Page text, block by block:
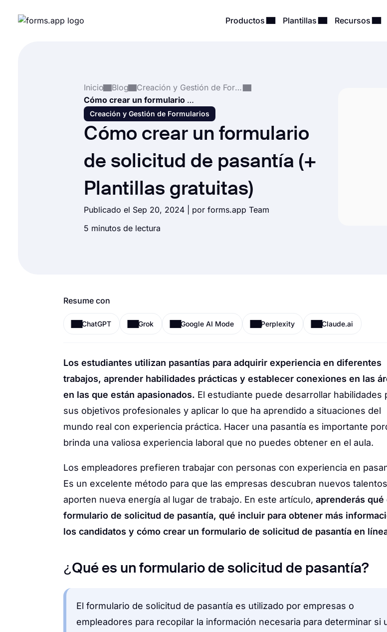
Productos Plantillas Recursos
Inicio Blog
Creación y Gestión de Formularios
Cómo crear un formulario de solicitud de pasantía (+ Plantillas gratuitas)
Creación y Gestión de Formularios
Cómo crear un formulario
de solicitud de pasantía (+
Plantillas gratuitas)
Publicado el Sep 20, 2024 | por forms.app Team
5 minutos de lectura
Resume con
ChatGPT Grok Google AI Mode Perplexity Claude.ai
Los estudiantes utilizan pasantías para adquirir experiencia en diferentes
trabajos, aprender habilidades prácticas y establecer conexiones en las
en las que están apasionados. El estudiante puede desarrollar habilidades
sus objetivos profesionales y aplicar lo que ha aprendido a situaciones del
mundo real con experiencia práctica. Hacer una pasantía es importante
brinda una valiosa experiencia laboral que no puedes obtener en el aula.
Los empleadores prefieren trabajar con personas con experiencia en
Es un excelente método para que las empresas descubran nuevos
aporten nueva energía al lugar de trabajo. En este artículo, aprenderás qué
formulario de solicitud de pasantía, qué incluir para obtener más
los candidatos y cómo crear un formulario de solicitud de pasantía en
¿Qué es un formulario de solicitud de pasantía?
El formulario de solicitud de pasantía es utilizado por empresas o
empleadores para recopilar la información necesaria para determinar si